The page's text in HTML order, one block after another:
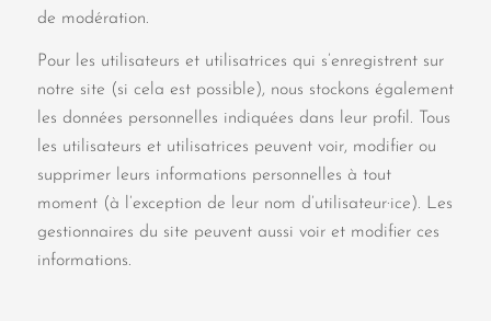
de modération.
Pour les utilisateurs et utilisatrices qui s’enregistrent sur
notre site (si cela est possible), nous stockons également
les données personnelles indiquées dans leur profil. Tous
les utilisateurs et utilisatrices peuvent voir, modifier ou
supprimer leurs informations personnelles à tout
moment (à l’exception de leur nom d’utilisateur·ice). Les
gestionnaires du site peuvent aussi voir et modifier ces
informations.